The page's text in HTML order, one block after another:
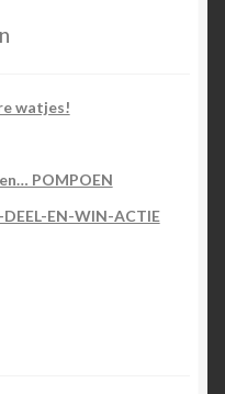
watjes!
POMPOEN
DEEL-EN-WIN-ACTIE